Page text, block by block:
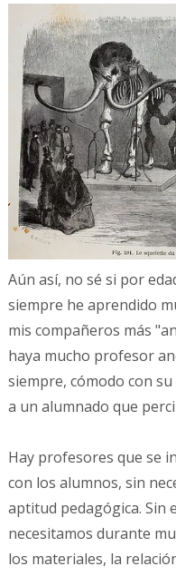
Aún así, no sé si por
siempre he aprendido
mis compañeros más
haya mucho profesor
siempre, cómodo con
a un alumnado que
Hay profesores que se
con los alumnos, sin
aptitud pedagógica. Sin
necesitamos durante
los materiales, la